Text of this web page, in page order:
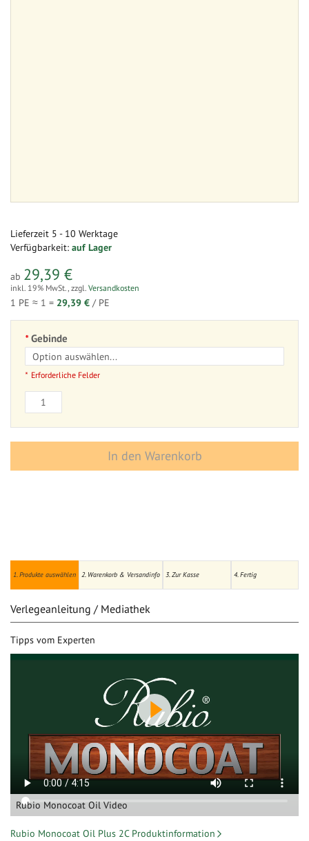
1. Produkte auswählen 2. Warenkorb & Versandinfo 3. Zur Kasse 4. Fertig
Lieferzeit 5 - 10 Werktage
Verfügbarkeit: auf Lager
ab 29,39 €
inkl. 19% MwSt., zzgl. Versandkosten
1 PE ≈ 1 = 29,39 € / PE
Gebinde
Erforderliche Felder
In den Warenkorb
Verlegeanleitung / Mediathek
Tipps vom Experten
Rubio Monocoat Oil Video
Rubio Monocoat Oil Plus 2C Produktinformation